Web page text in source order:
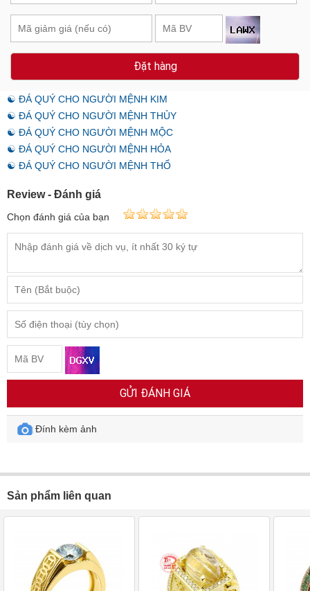
Đặt hàng
☯ ĐÁ QUÝ CHO NGƯỜI MỆNH KIM
☯ ĐÁ QUÝ CHO NGƯỜI MỆNH THỦY
☯ ĐÁ QUÝ CHO NGƯỜI MỆNH MỘC
☯ ĐÁ QUÝ CHO NGƯỜI MỆNH HỎA
☯ ĐÁ QUÝ CHO NGƯỜI MỆNH THỔ
Review - Đánh giá
Chọn đánh giá của bạn
GỬI ĐÁNH GIÁ
Đính kèm ảnh
Sản phẩm liên quan